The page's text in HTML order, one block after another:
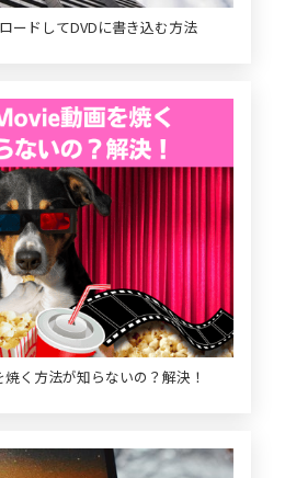
ードしてDVDに書き込む方法
く方法が知らないの？解決！